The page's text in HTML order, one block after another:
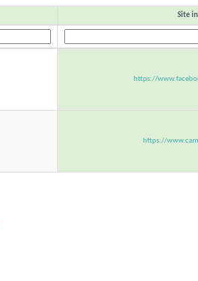
Site
https://
https://